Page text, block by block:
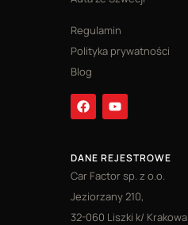
Regulamin
Polityka prywatności
Blog
DANE REJESTROWE
Car Factor sp. z o.o.
Jeziorzany 210,
32-060 Liszki k/ Krakowa